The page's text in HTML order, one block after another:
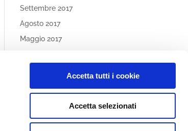
Accetta tutti i cookie
Accetta selezionati
Settembre 2017
Agosto 2017
Maggio 2017
Categories
Nessuna categoria